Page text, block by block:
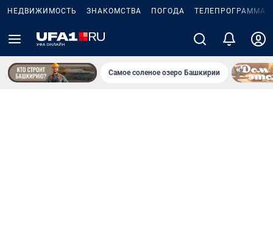
НЕДВИЖИМОСТЬ ЗНАКОМСТВА ПОГОДА ТЕЛЕПРОГРАММА
Самое соленое озеро Башкирии